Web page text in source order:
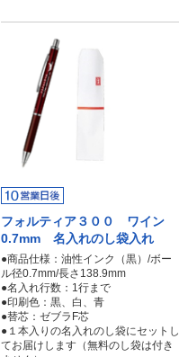
フォルティア３００ ワイン
0.7mm 名入れのし袋入れ
●商品仕様：油性インク（黒）/ボー
ル径0.7mm/長さ138.9mm
●名入れ行数：1行まで
●印刷色：黒、白、青
●替芯：ゼブラF芯
●１本入りの名入れのし袋にセットし
てお届けします（無料のし袋は付き